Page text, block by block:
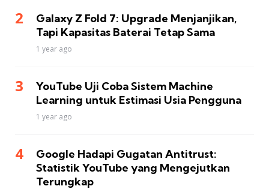
Galaxy Z Fold 7: Upgrade Menjanjikan,
Tapi Kapasitas Baterai Tetap Sama
1 year ago
YouTube Uji Coba Sistem Machine
Learning untuk Estimasi Usia Pengguna
1 year ago
Google Hadapi Gugatan Antitrust:
Statistik YouTube yang Mengejutkan
Terungkap